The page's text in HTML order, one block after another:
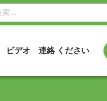
ビデオ 連絡 ください